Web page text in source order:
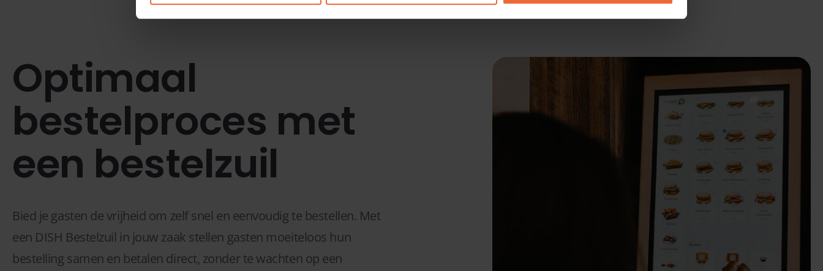
Optimaal
bestelproces met
een bestelzuil
Bied je gasten de vrijheid om zelf snel en eenvoudig te bestellen. Met
een DISH Bestelzuil in jouw zaak stellen gasten moeiteloos hun
bestelling samen en betalen direct, zonder te wachten op een